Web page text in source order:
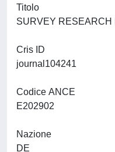
Titolo
Cris ID
Codice ANCE
Nazione